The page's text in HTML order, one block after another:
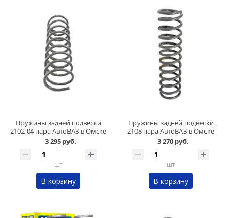
Пружины задней подвески
2102-04 пара АвтоВАЗ в Омске
3 295 руб.
шт
В корзину
Пружины задней подвески
2108 пара АвтоВАЗ в Омске
3 270 руб.
шт
В корзину